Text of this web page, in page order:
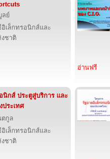
ลย์
เล็กทรอนิกส์และ
ชาติ
อ่านฟรี
นิกส์ ประตูสู่บริการ และ
ประเทศ
กูล
เล็กทรอนิกส์และ
ชาติ